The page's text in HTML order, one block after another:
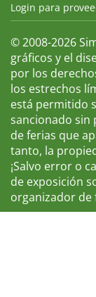
Login para
© 2008-2026
gráficos y el
por los
los estrechos
está permitido
sancionado sin
de ferias que
tanto, la
¡Salvo error o
de exposición
organizador de